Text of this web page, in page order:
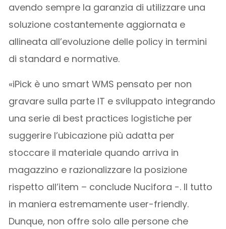
avendo sempre la garanzia di utilizzare una
soluzione costantemente aggiornata e
allineata all’evoluzione delle policy in termini
di standard e normative.
«iPick è uno smart WMS pensato per non
gravare sulla parte IT e sviluppato integrando
una serie di best practices logistiche per
suggerire l’ubicazione più adatta per
stoccare il materiale quando arriva in
magazzino e razionalizzare la posizione
rispetto all’item – conclude Nucifora -. Il tutto
in maniera estremamente user-friendly.
Dunque, non offre solo alle persone che